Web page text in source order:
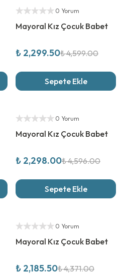
Yetkili Satıcı
0 Yorum
Mayoral Kız Çocuk Babet
₺ 2,299.50₺ 4,599.00
Sepete Ekle
Yetkili Satıcı
0 Yorum
Mayoral Kız Çocuk Babet
₺ 2,298.00₺ 4,596.00
Sepete Ekle
Yetkili Satıcı
0 Yorum
Mayoral Kız Çocuk Babet
₺ 2,185.50₺ 4,371.00